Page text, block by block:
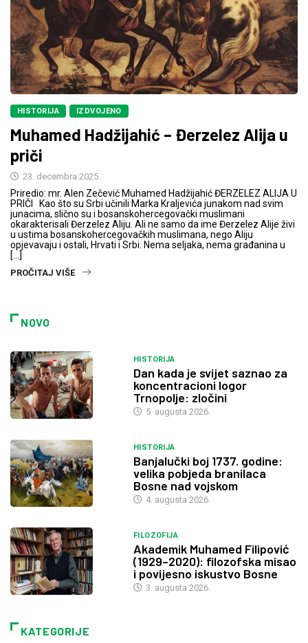
HISTORIJA IZDVOJENO
Muhamed Hadžijahić – Đerzelez Alija u
priči
23. decembra 2025.
Priredio: mr. Alen Zečević Muhamed Hadžijahić ĐERZELEZ ALIJA U
PRIČI Kao što su Srbi učinili Marka Kraljevića junakom nad svim
junacima, slično su i bosanskohercegovački muslimani
okarakterisali Đerzelez Aliju. Ali ne samo da ime Đerzelez Alije živi
u ustima bosanskohercegovačkih muslimana, nego Aliju
opjevavaju i ostali, Hrvati i Srbi. Nema seljaka, nema građanina u
[…]
PROČITAJ VIŠE
NOVO
HISTORIJA
Dan kada je svijet saznao za
koncentracioni logor
Trnopolje: zločini
5. augusta 2026.
HISTORIJA
Banjalučki boj 1737. godine:
velika pobjeda branilaca
Bosne nad vojskom
4. augusta 2026.
FILOZOFIJA
Akademik Muhamed Filipović
(1929–2020): filozofska misao
i povijesno iskustvo Bosne
3. augusta 2026.
KATEGORIJE